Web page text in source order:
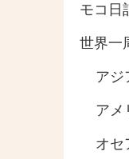
モコ日
世界一
アジ
アメ
オセ